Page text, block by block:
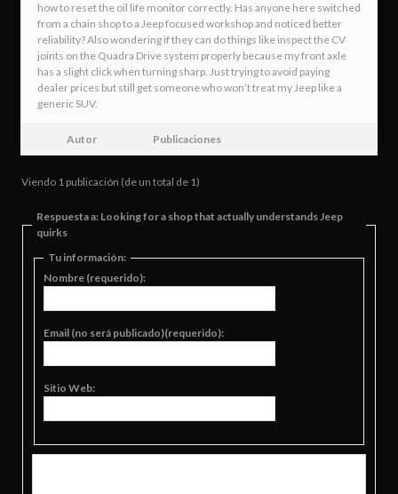
how to reset the oil life monitor correctly. Has anyone here switched
from a chain shop to a Jeep focused workshop and noticed better
reliability? Also wondering if they can do things like inspect the CV
joints on the Quadra Drive system properly because my front axle
has a slight click when turning sharp. Just trying to avoid paying
dealer prices but still get someone who won’t treat my Jeep like a
generic SUV.
Autor Publicaciones
Viendo 1 publicación (de un total de 1)
Respuesta a: Looking for a shop that actually understands Jeep
quirks
Tu información:
Nombre (requerido):
Email (no será publicado)(requerido):
Sitio Web: